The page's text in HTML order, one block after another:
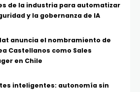
de la industria para automatizar
y la gobernanza de IA
anuncia el nombramiento de
Castellanos como Sales
en Chile
inteligentes: autonomía sin